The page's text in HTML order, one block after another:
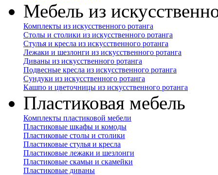
Мебель из
Комплекты из искусственного ротанга
Столы и столики из искусственного ротанга
Стулья и кресла из искусственного ротанга
Лежаки и шезлонги из искусственного ротанга
Диваны из искусственного ротанга
Подвесные кресла из искусственного ротанга
Сундуки из искусственного ротанга
Кашпо и цветочницы из искусственного ротанга
Пластиковая мебель
Комплекты пластиковой мебели
Пластиковые шкафы и комоды
Пластиковые столы и столики
Пластиковые стулья и кресла
Пластиковые лежаки и шезлонги
Пластиковые скамьи и скамейки
Пластиковые диваны